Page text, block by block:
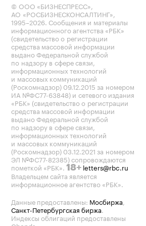
© ООО «БИЗНЕСПРЕСС»,
АО «РОСБИЗНЕСКОНСАЛТИНГ»,
1995–2026. Сообщения и материалы
информационного агентства «РБК»
(свидетельство о регистрации
средства массовой информации
выдано Федеральной службой
по надзору в сфере связи,
информационных технологий
и массовых коммуникаций
(Роскомнадзор) 09.12.2015 за номером
ИА №ФС77-63848) и сетевого издания
«РБК» (свидетельство о регистрации
средства массовой информации
выдано Федеральной службой
по надзору в сфере связи,
информационных технологий
и массовых коммуникаций
(Роскомнадзор) 03.12.2021 за номером
ЭЛ №ФС77-82385) сопровождаются
пометкой «РБК». 18+ letters@rbc.ru
Владельцем сайта является
информационное агентство «РБК».
Данные предоставлены: Мосбиржа,
Санкт-Петербургская биржа.
Индексы облигаций предоставлены